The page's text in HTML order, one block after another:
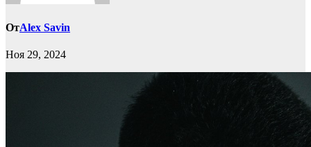
ОтAlex Savin
Ноя 29, 2024